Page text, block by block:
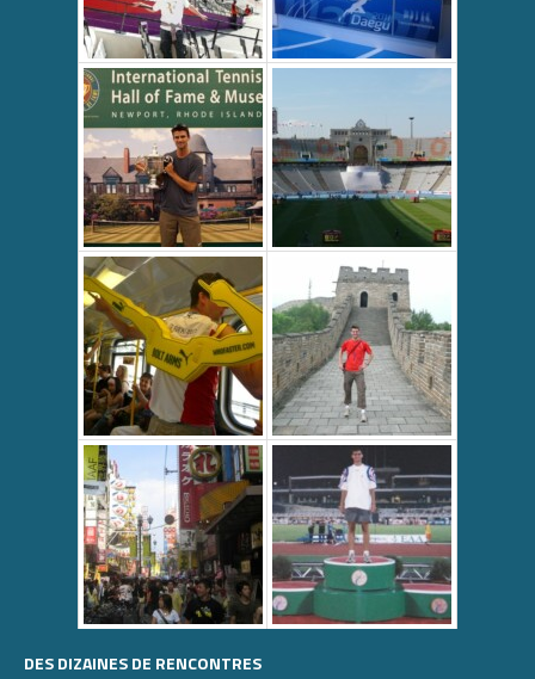
DES DIZAINES DE RENCONTRES